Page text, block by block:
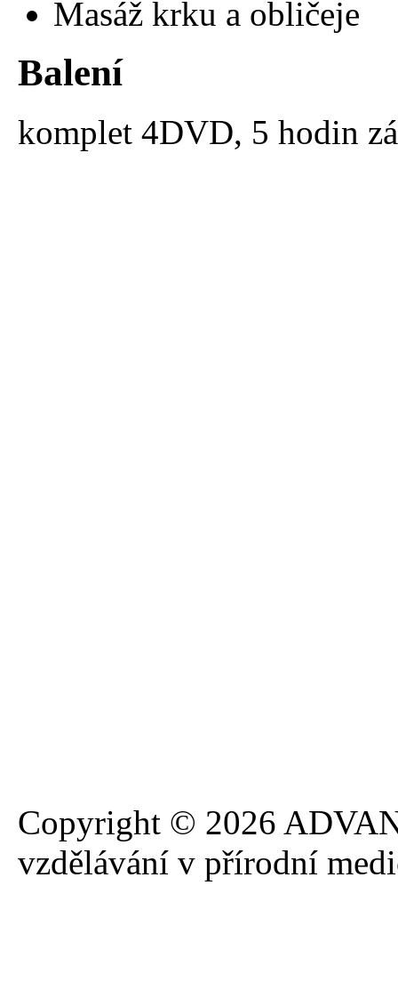
Masáž krku a obličeje
Balení
komplet 4DVD, 5 hodin
Copyright © 2026
vzdělávání v přírodní